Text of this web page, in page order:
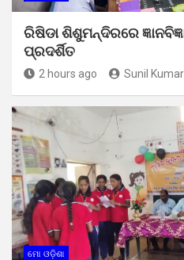
ରିଷିଡା ଶିଶୁମନ୍ଦିରରେ
ପ୍ରଦର୍ଶିତ
2 hours ago Sunil
ମୋ ଓଡ଼ିଶା